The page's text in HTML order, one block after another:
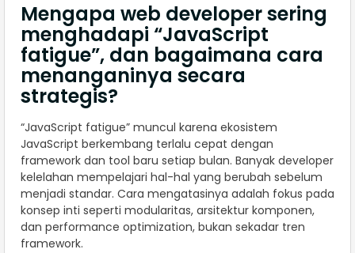
Mengapa web developer sering
menghadapi “JavaScript
fatigue”, dan bagaimana cara
menanganinya secara
strategis?
“JavaScript fatigue” muncul karena ekosistem
JavaScript berkembang terlalu cepat dengan
framework dan tool baru setiap bulan. Banyak developer
kelelahan mempelajari hal-hal yang berubah sebelum
menjadi standar. Cara mengatasinya adalah fokus pada
konsep inti seperti modularitas, arsitektur komponen,
dan performance optimization, bukan sekadar tren
framework.